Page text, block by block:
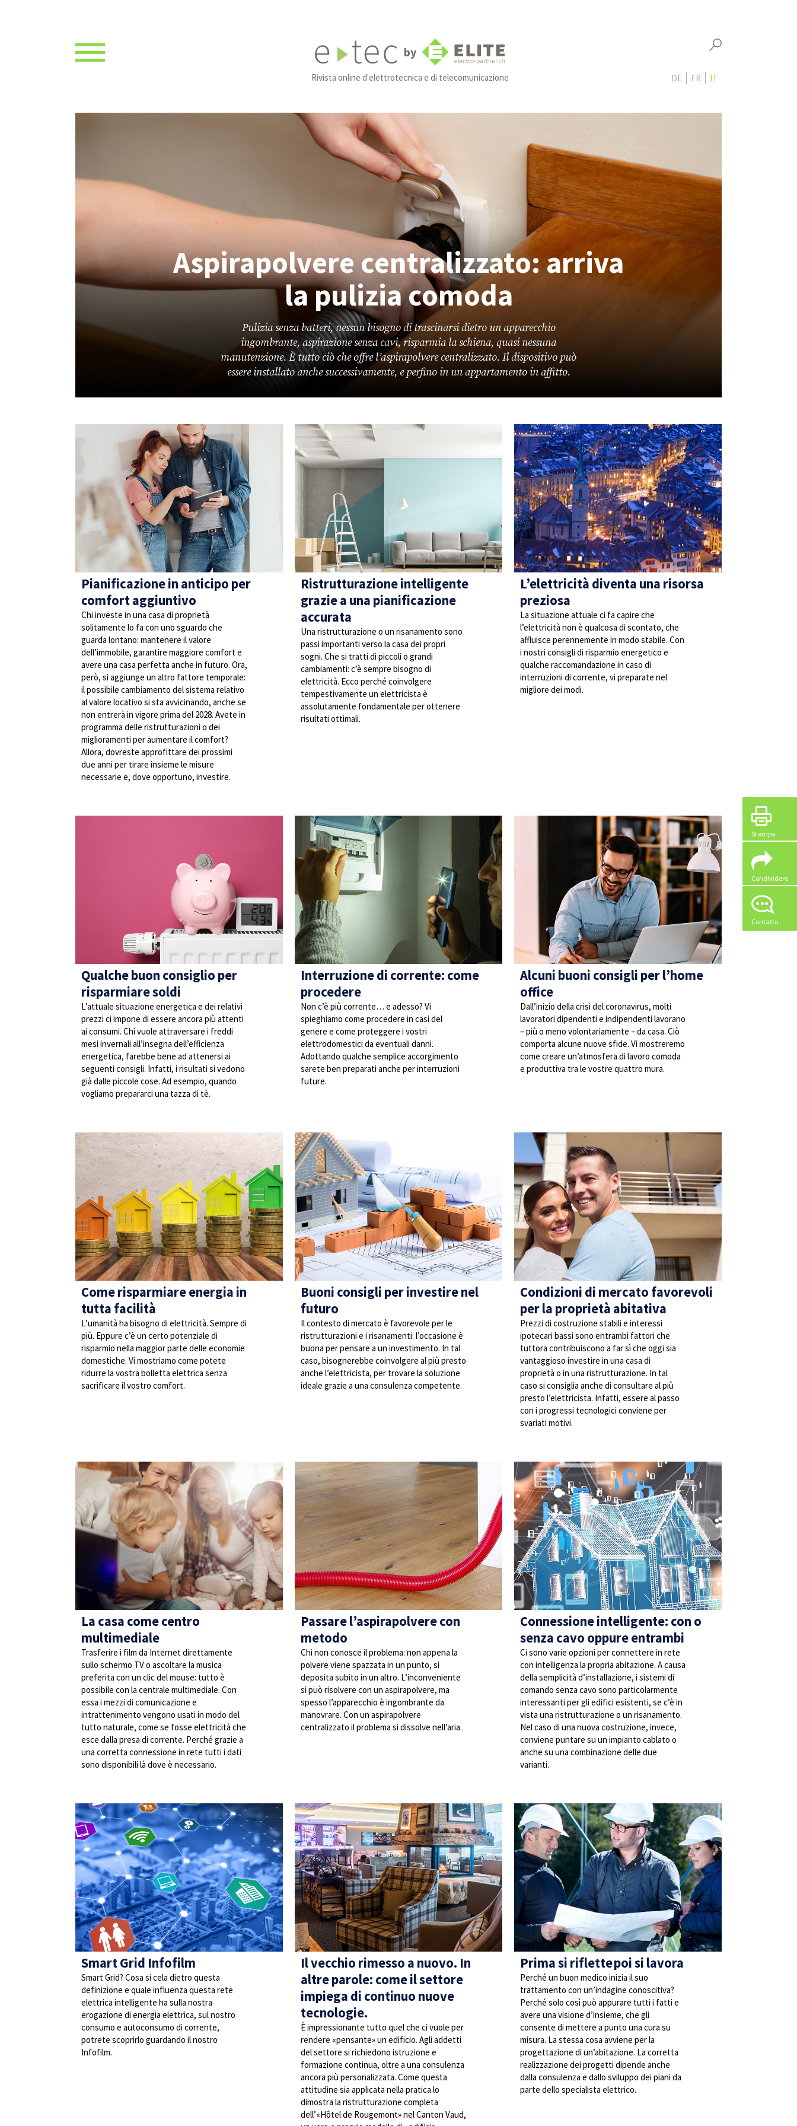
Stampa
Condividere
Contatto
by
Rivista online d'elettrotecnica e di telecomunicazione DE FR IT
Aspirapolvere centralizzato: arriva
la pulizia comoda
Pulizia senza batteri, nessun bisogno di trascinarsi dietro un apparecchio
ingombrante, aspirazione senza cavi, risparmia la schiena, quasi nessuna
manutenzione. È tutto ciò che offre l’aspirapolvere centralizzato. Il dispositivo può
essere installato anche successivamente, e perfino in un appartamento in affitto.
Pianificazione in anticipo per
comfort aggiuntivo
Chi investe in una casa di proprietà
solitamente lo fa con uno sguardo che
guarda lontano: mantenere il valore
dell’immobile, garantire maggiore comfort e
avere una casa perfetta anche in futuro. Ora,
però, si aggiunge un altro fattore temporale:
il possibile cambiamento del sistema relativo
al valore locativo si sta avvicinando, anche se
non entrerà in vigore prima del 2028. Avete in
programma delle ristrutturazioni o dei
miglioramenti per aumentare il comfort?
Allora, dovreste approfittare dei prossimi
due anni per tirare insieme le misure
necessarie e, dove opportuno, investire.
Ristrutturazione intelligente
grazie a una pianificazione
accurata
Una ristrutturazione o un risanamento sono
passi importanti verso la casa dei propri
sogni. Che si tratti di piccoli o grandi
cambiamenti: c’è sempre bisogno di
elettricità. Ecco perché coinvolgere
tempestivamente un elettricista è
assolutamente fondamentale per ottenere
risultati ottimali.
L’elettricità diventa una risorsa
preziosa
La situazione attuale ci fa capire che
l’elettricità non è qualcosa di scontato, che
affluisce perennemente in modo stabile. Con
i nostri consigli di risparmio energetico e
qualche raccomandazione in caso di
interruzioni di corrente, vi preparate nel
migliore dei modi.
Qualche buon consiglio per
risparmiare soldi
L’attuale situazione energetica e dei relativi
prezzi ci impone di essere ancora più attenti
ai consumi. Chi vuole attraversare i freddi
mesi invernali all’insegna dell’efficienza
energetica, farebbe bene ad attenersi ai
seguenti consigli. Infatti, i risultati si vedono
già dalle piccole cose. Ad esempio, quando
vogliamo prepararci una tazza di tè.
Interruzione di corrente: come
procedere
Non c’è più corrente… e adesso? Vi
spieghiamo come procedere in casi del
genere e come proteggere i vostri
elettrodomestici da eventuali danni.
Adottando qualche semplice accorgimento
sarete ben preparati anche per interruzioni
future.
Alcuni buoni consigli per l’home
office
Dall’inizio della crisi del coronavirus, molti
lavoratori dipendenti e indipendenti lavorano
– più o meno volontariamente – da casa. Ciò
comporta alcune nuove sfide. Vi mostreremo
come creare un’atmosfera di lavoro comoda
e produttiva tra le vostre quattro mura.
Come risparmiare energia in
tutta facilità
L’umanità ha bisogno di elettricità. Sempre di
più. Eppure c’è un certo potenziale di
risparmio nella maggior parte delle economie
domestiche. Vi mostriamo come potete
ridurre la vostra bolletta elettrica senza
sacrificare il vostro comfort.
Buoni consigli per investire nel
futuro
Il contesto di mercato è favorevole per le
ristrutturazioni e i risanamenti: l’occasione è
buona per pensare a un investimento. In tal
caso, bisognerebbe coinvolgere al più presto
anche l’elettricista, per trovare la soluzione
ideale grazie a una consulenza competente.
Condizioni di mercato favorevoli
per la proprietà abitativa
Prezzi di costruzione stabili e interessi
ipotecari bassi sono entrambi fattori che
tuttora contribuiscono a far sì che oggi sia
vantaggioso investire in una casa di
proprietà o in una ristrutturazione. In tal
caso si consiglia anche di consultare al più
presto l’elettricista. Infatti, essere al passo
con i progressi tecnologici conviene per
svariati motivi.
La casa come centro
multimediale
Trasferire i film da Internet direttamente
sullo schermo TV o ascoltare la musica
preferita con un clic del mouse: tutto è
possibile con la centrale multimediale. Con
essa i mezzi di comunicazione e
intrattenimento vengono usati in modo del
tutto naturale, come se fosse elettricità che
esce dalla presa di corrente. Perché grazie a
una corretta connessione in rete tutti i dati
sono disponibili là dove è necessario.
Passare l’aspirapolvere con
metodo
Chi non conosce il problema: non appena la
polvere viene spazzata in un punto, si
deposita subito in un altro. L’inconveniente
si può risolvere con un aspirapolvere, ma
spesso l’apparecchio è ingombrante da
manovrare. Con un aspirapolvere
centralizzato il problema si dissolve nell’aria.
Connessione intelligente: con o
senza cavo oppure entrambi
Ci sono varie opzioni per connettere in rete
con intelligenza la propria abitazione. A causa
della semplicità d’installazione, i sistemi di
comando senza cavo sono particolarmente
interessanti per gli edifici esistenti, se c’è in
vista una ristrutturazione o un risanamento.
Nel caso di una nuova costruzione, invece,
conviene puntare su un impianto cablato o
anche su una combinazione delle due
varianti.
Smart Grid Infofilm
Smart Grid? Cosa si cela dietro questa
definizione e quale influenza questa rete
elettrica intelligente ha sulla nostra
erogazione di energia elettrica, sul nostro
consumo e autoconsumo di corrente,
potrete scoprirlo guardando il nostro
Infofilm.
Il vecchio rimesso a nuovo. In
altre parole: come il settore
impiega di continuo nuove
tecnologie.
È impressionante tutto quel che ci vuole per
rendere «pensante» un edificio. Agli addetti
del settore si richiedono istruzione e
formazione continua, oltre a una consulenza
ancora più personalizzata. Come questa
attitudine sia applicata nella pratica lo
dimostra la ristrutturazione completa
dell’«Hôtel de Rougemont» nel Canton Vaud,
Prima si riflette poi si lavora
Perché un buon medico inizia il suo
trattamento con un’indagine conoscitiva?
Perché solo così può appurare tutti i fatti e
avere una visione d’insieme, che gli
consente di mettere a punto una cura su
misura. La stessa cosa avviene per la
progettazione di un’abitazione. La corretta
realizzazione dei progetti dipende anche
dalla consulenza e dallo sviluppo dei piani da
parte dello specialista elettrico.